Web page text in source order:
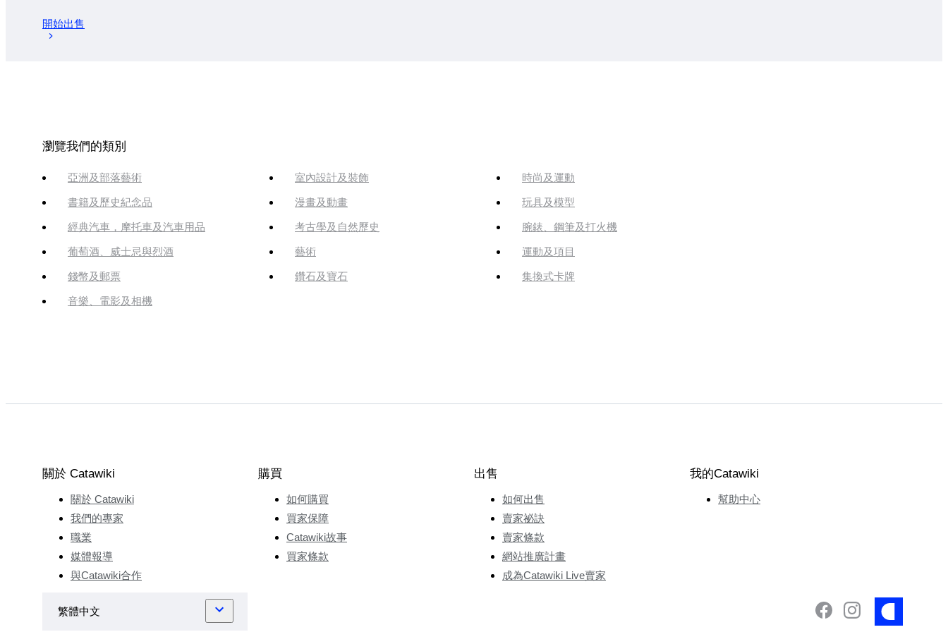
開始出售
瀏覽我們的類別
亞洲及部落藝術 室內設計及裝飾 時尚及運動
書籍及歷史紀念品 漫畫及動畫 玩具及模型
經典汽車，摩托車及汽車用品 考古學及自然歷史 腕錶、鋼筆及打火機
葡萄酒、威士忌與烈酒 藝術 運動及項目
錢幣及郵票 鑽石及寶石 集換式卡牌
音樂、電影及相機
關於 Catawiki
關於 Catawiki
我們的專家
職業
媒體報導
與Catawiki合作
購買
如何購買
買家保障
Catawiki故事
買家條款
出售
如何出售
賣家祕訣
賣家條款
網站推廣計畫
成為Catawiki Live賣家
我的Catawiki
幫助中心